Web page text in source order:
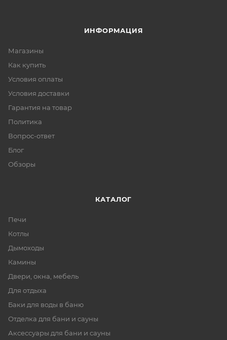
ИНФОРМАЦИЯ
Магазины
Как купить
Условия оплаты
Условия доставки
Гарантия на товар
Политика
Вопрос-ответ
Блог
Обзоры
КАТАЛОГ
Печи
Котлы
Дымоходы
Камины
Двери, окна, мебель
Для отдыха
Баки для воды в баню
Отделка для бани и сауны
Аксессуары для бани и сауны